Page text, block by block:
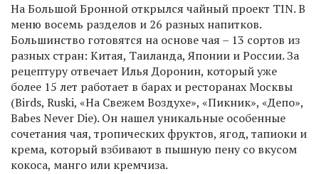
На Большой Бронной открылся чайный проект TIN. В
меню восемь разделов и 26 разных напитков.
Большинство готовятся на основе чая – 13 сортов из
разных стран: Китая, Таиланда, Японии и России. За
рецептуру отвечает Илья Доронин, который уже
более 15 лет работает в барах и ресторанах Москвы
(Birds, Ruski, «На Свежем Воздухе», «Пикник», «Депо»,
Babes Never Die). Он нашел уникальные особенные
сочетания чая, тропических фруктов, ягод, тапиоки и
крема, который взбивают в пышную пену со вкусом
кокоса, манго или кремчиза.